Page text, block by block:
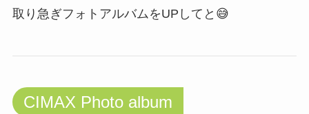
取り急ぎフォトアルバムをUPしてと😅
CIMAX Photo album